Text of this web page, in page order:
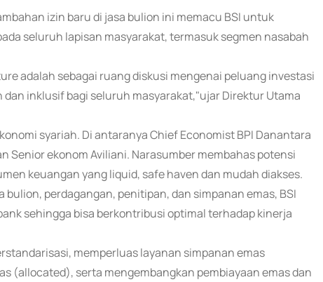
izin baru di jasa bulion ini memacu BSI untuk
seluruh lapisan masyarakat, termasuk segmen nasabah
adalah sebagai ruang diskusi mengenai peluang investasi
inklusif bagi seluruh masyarakat,"ujar Direktur Utama
syariah. Di antaranya Chief Economist BPI Danantara
Senior ekonom Aviliani. Narasumber membahas potensi
keuangan yang liquid, safe haven dan mudah diakses.
perdagangan, penitipan, dan simpanan emas, BSI
sehingga bisa berkontribusi optimal terhadap kinerja
memperluas layanan simpanan emas
(allocated), serta mengembangkan pembiayaan emas dan